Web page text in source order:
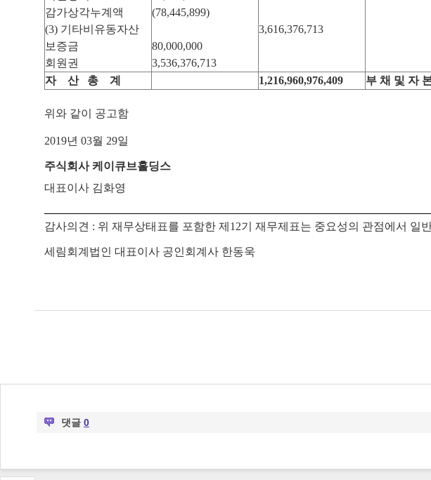
감가상각누계액
(78,445,899)
(3) 기타비유동자산
3,616,376,713
보증금
80,000,000
회원권
3,536,376,713
자
산 총 계 1,216,960,976,409 부 채 및 자
위와 같이 공고함
2019년 03월 29일
주식회사 케이큐브홀딩스
대표이사 김화영
감사의견 : 위 재무상태표를 포함한 제12기 재무제표는 중요성의 관점에서 일
세림회계법인 대표이사 공인회계사 한동욱
댓글 0